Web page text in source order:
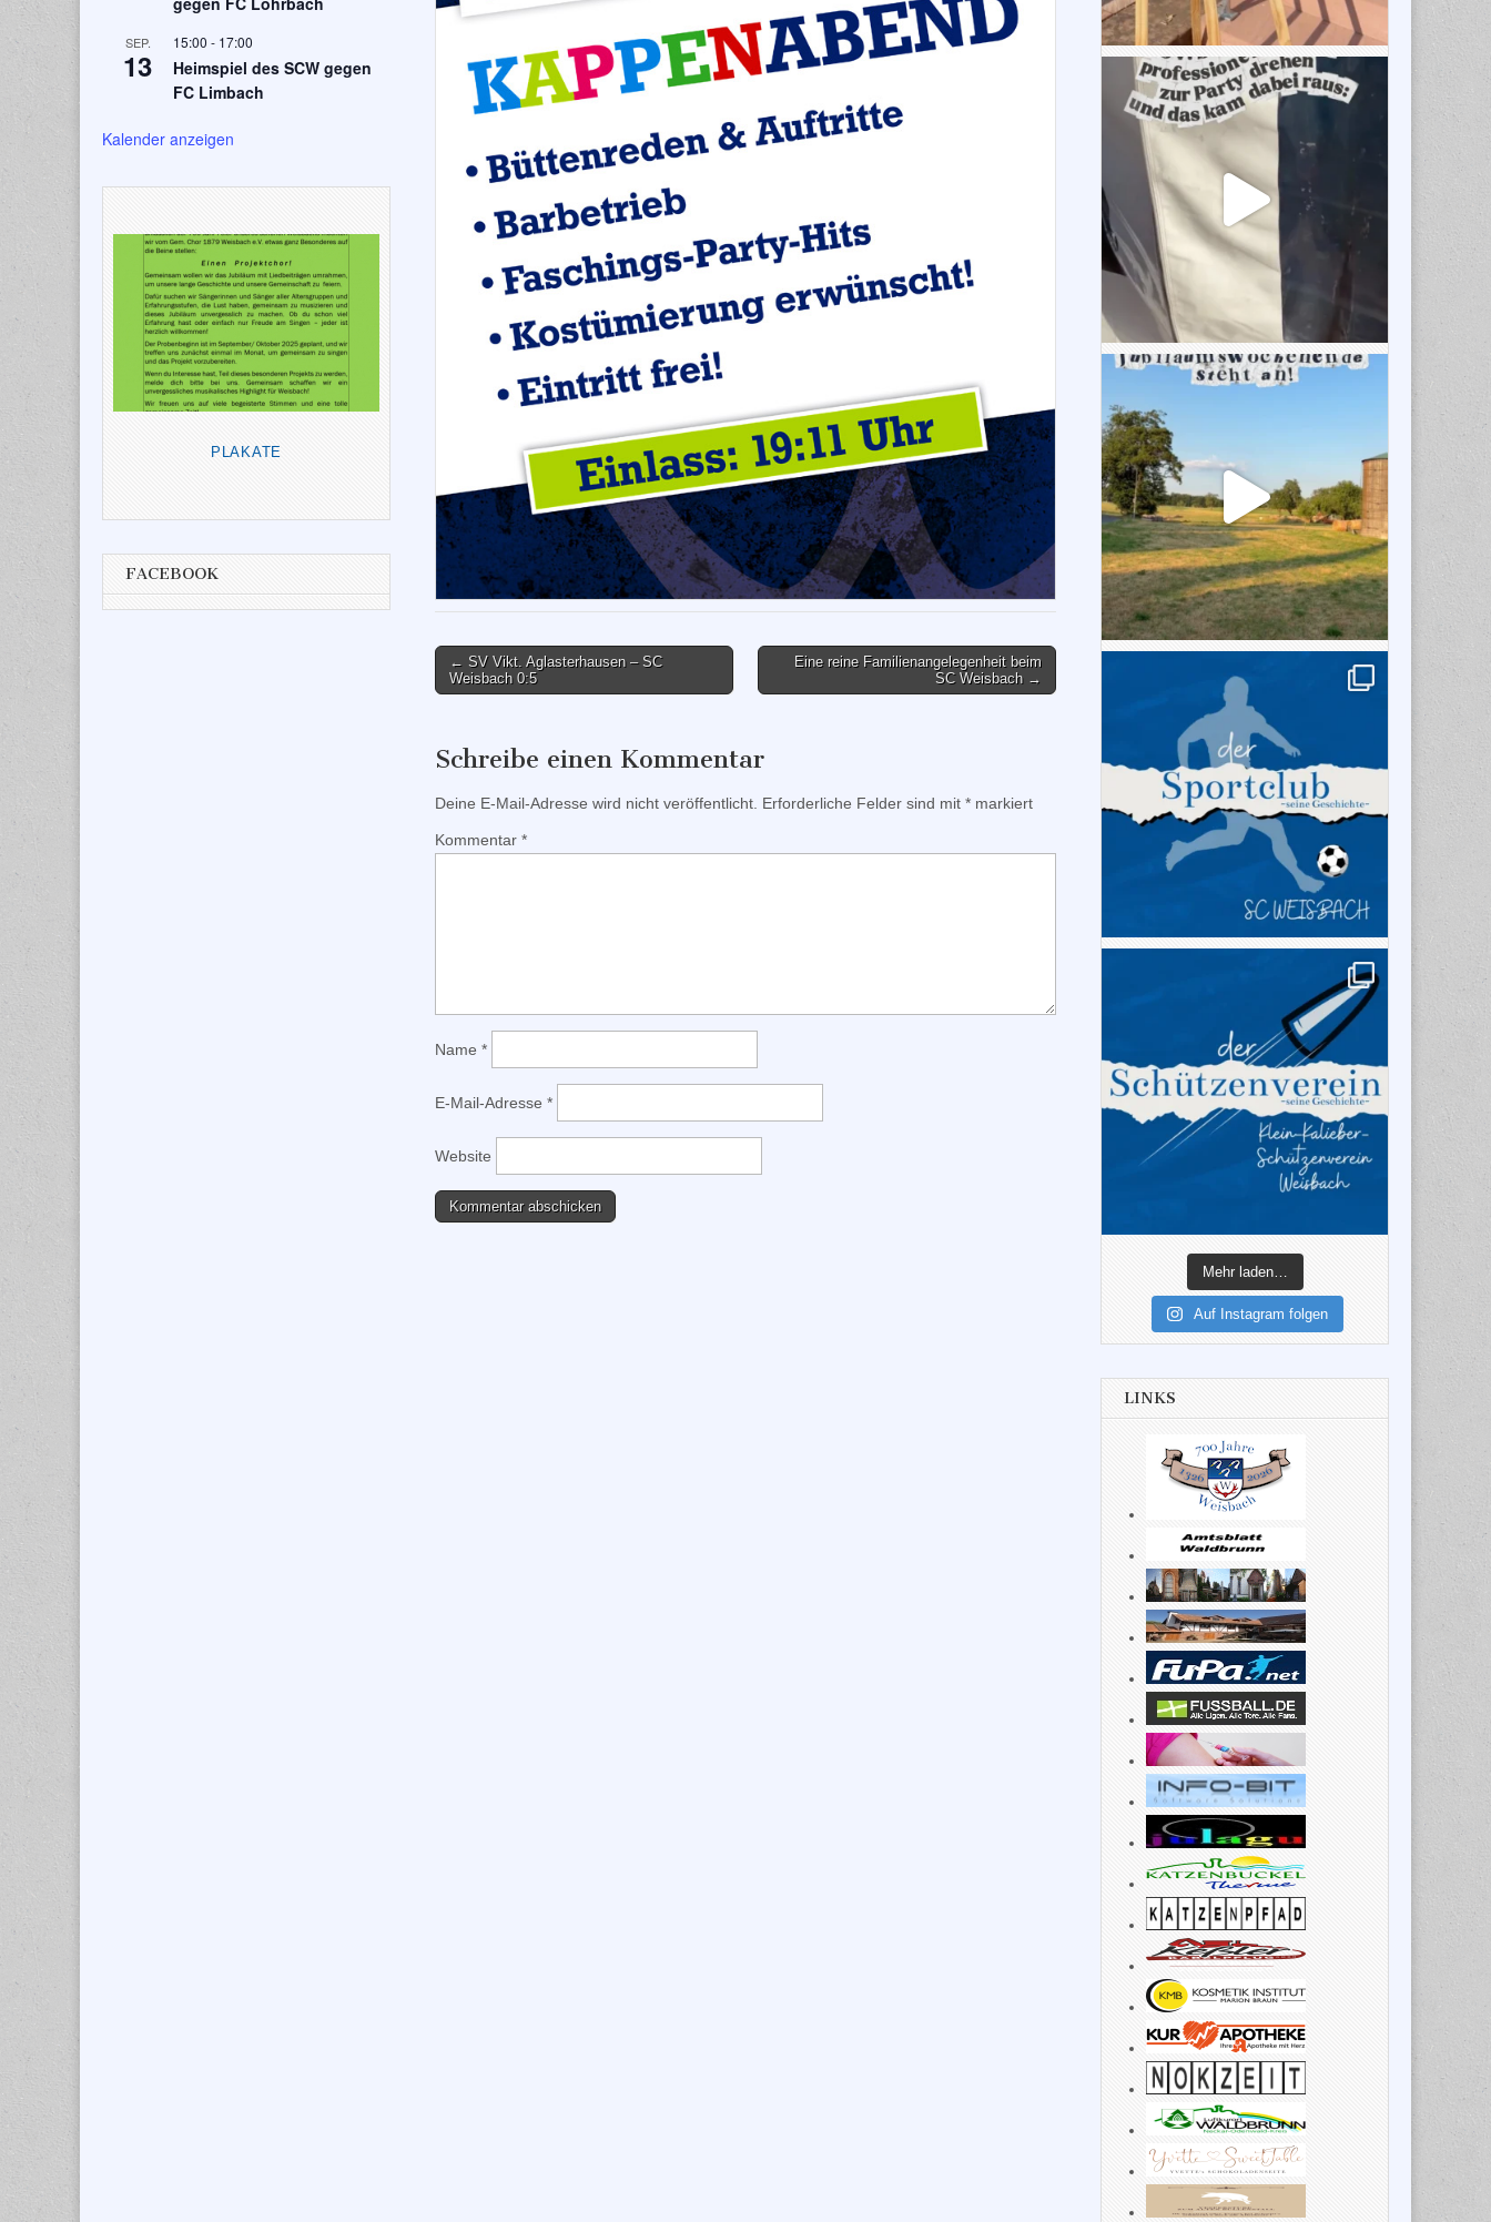
Post
navigation
← SV Vikt. Aglasterhausen – SC
Weisbach 0:5
Eine reine Familienangelegenheit beim
SC Weisbach →
Schreibe einen Kommentar
Deine E-Mail-Adresse wird nicht veröffentlicht. Erforderliche Felder sind mit * markiert
Kommentar *
Name *
E-Mail-Adresse *
Website
SEP.
13
15:00 - 17:00
Heimspiel des SCW gegen
FC Limbach
Kalender anzeigen
PLAKATE
FACEBOOK
Mehr laden…
Auf Instagram folgen
LINKS